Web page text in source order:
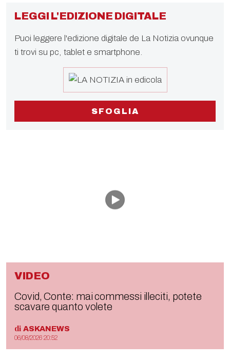
LEGGI L'EDIZIONE DIGITALE
Puoi leggere l'edizione digitale de La Notizia ovunque
ti trovi su pc, tablet e smartphone.
SFOGLIA
VIDEO
Covid, Conte: mai commessi illeciti, potete
scavare quanto volete
di ASKANEWS
06/08/2026 20:52